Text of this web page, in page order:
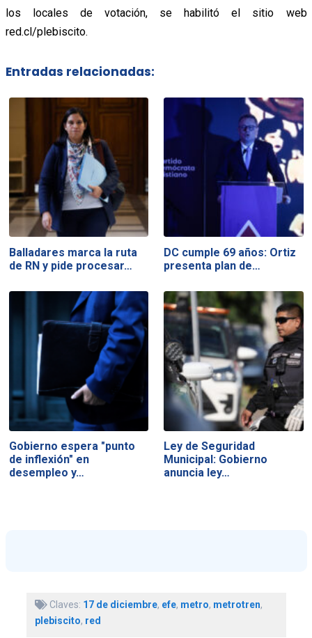
los locales de votación, se habilitó el sitio web
red.cl/plebiscito.
Entradas relacionadas:
Balladares marca la ruta
de RN y pide procesar…
DC cumple 69 años: Ortiz
presenta plan de…
Gobierno espera "punto
de inflexión" en
desempleo y…
Ley de Seguridad
Municipal: Gobierno
anuncia ley…
Claves: 17 de diciembre, efe, metro, metrotren,
plebiscito, red